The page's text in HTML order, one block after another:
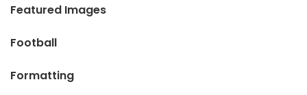
Featured Images
Football
Formatting